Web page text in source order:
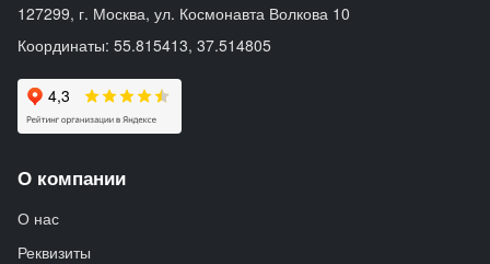
127299, г. Москва, ул. Космонавта Волкова 10
Координаты: 55.815413, 37.514805
О компании
О нас
Реквизиты